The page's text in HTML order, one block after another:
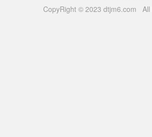
CopyRight © 2023 dtjm6.com All